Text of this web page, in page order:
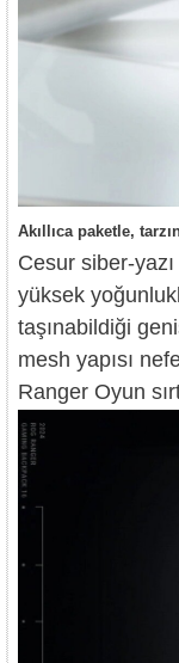
Akıllıca paketle,
Cesur siber-
yüksek
taşınabildiği
mesh yapısı
Ranger Oyun